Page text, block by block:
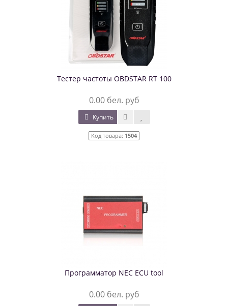
Тестер частоты OBDSTAR RT 100
0.00 бел. руб
Купить
Код товара: 1504
Программатор NEC ECU tool
0.00 бел. руб